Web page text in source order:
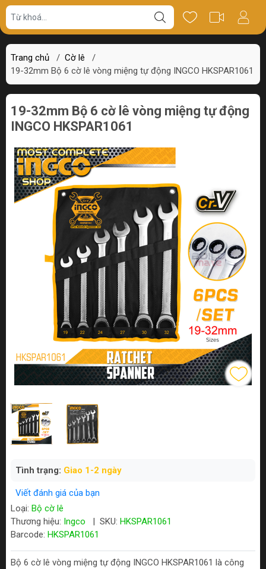
Trang chủ / Cờ lê
/
19-32mm Bộ 6 cờ lê vòng miệng tự động INGCO HKSPAR1061
Giá bán Thông số Review
19-32mm Bộ 6 cờ lê vòng miệng tự động
INGCO HKSPAR1061
Tình trạng: Giao 1-2 ngày
Viết đánh giá của bạn
Loại: Bộ cờ lê
Thương hiệu: Ingco SKU: HKSPAR1061
Barcode: HKSPAR1061
Bộ 6 cờ lê vòng miệng tự động INGCO HKSPAR1061 là công